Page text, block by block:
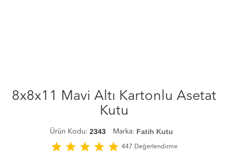
8x8x11 Mavi Altı Kartonlu Asetat
Kutu
Ürün Kodu: 2343 Marka: Fatih Kutu
star star star star star 447 Değerlendirme